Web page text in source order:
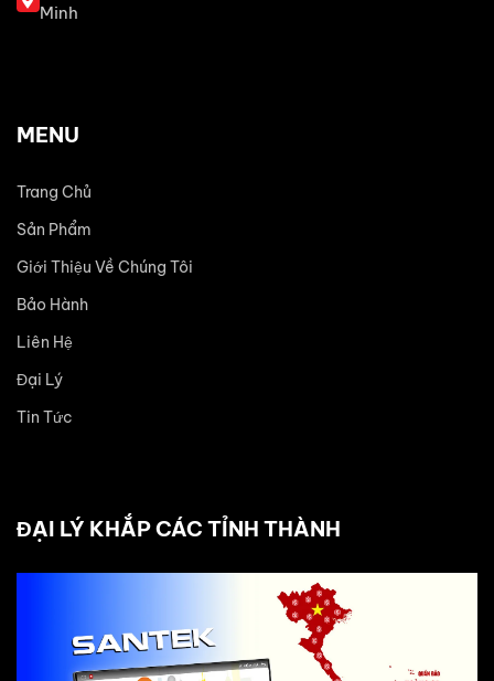
Minh
MENU
Trang Chủ
Sản Phẩm
Giới Thiệu Về Chúng Tôi
Bảo Hành
Liên Hệ
Đại Lý
Tin Tức
ĐẠI LÝ KHẮP CÁC TỈNH THÀNH